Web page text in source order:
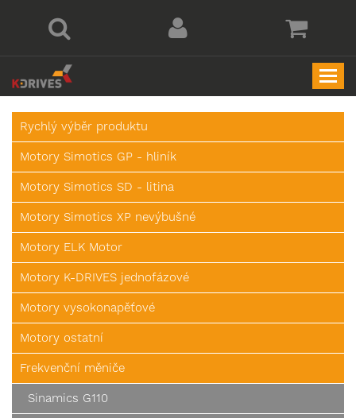
Rychlý výběr produktu
Motory Simotics GP - hliník
Motory Simotics SD - litina
Motory Simotics XP nevýbušné
Motory ELK Motor
Motory K-DRIVES jednofázové
Motory vysokonapěťové
Motory ostatní
Frekvenční měniče
Sinamics G110